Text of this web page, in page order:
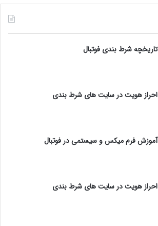
تاریخچه شرط بندی فوتبال
احراز هویت در سایت های شرط بندی
آموزش فرم میکس و سیستمی در فوتبال
احراز هویت در سایت های شرط بندی